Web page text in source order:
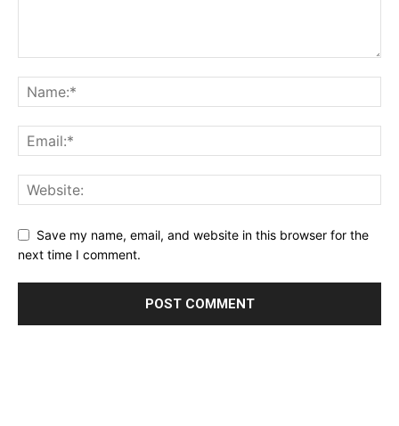
Save my name, email, and website in this browser for the
next time I comment.